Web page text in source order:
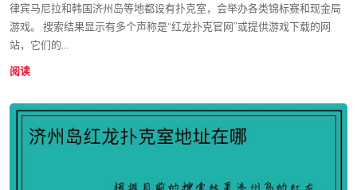
律宾马尼拉和韩国济州岛等地都设有扑克室，会举办各类锦标赛和现金局
游戏。 搜索结果显示有多个声称是“红龙扑克官网”或提供游戏下载的网
站，它们的...
阅读